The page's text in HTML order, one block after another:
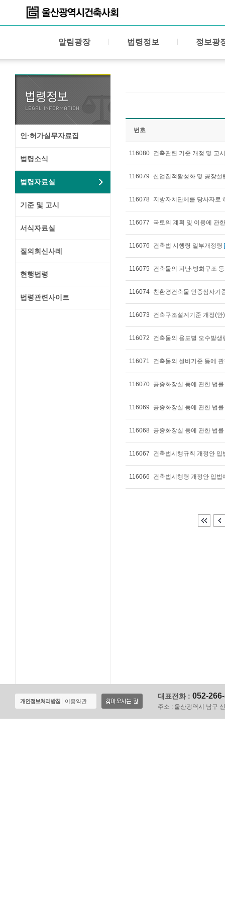
알림광장 법령정보 정보광
인·허가실무자료집
법령소식
법령자료실
기준 및 고시
서식자료실
질의회신사례
현행법령
법령관련사이트
번호
116080 건축관련 기준 개정 및 고시
116079 산업집적활성화 및 공장
116078 지방자치단체를 당사자로
116077 국토의 계획 및 이용에 관
116076 건축법 시행령 일부개정령
116075 건축물의 피난·방화구조
116074 친환경건축물 인증심사기
116073 건축구조설계기준 개정(안
116072 건축물의 용도별 오수발
116071 건축물의 설비기준 등에
116070 공중화장실 등에 관한 법
116069 공중화장실 등에 관한 법
116068 공중화장실 등에 관한 법률
116067 건축법시행규칙 개정안 입
116066 건축법시행령 개정안 입법
개인정보처리방침 이용약관
대표전화 : 052-
주소 : 울산광역시 남구